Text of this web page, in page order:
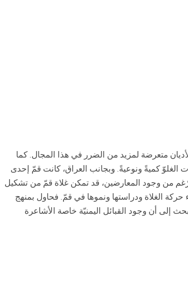
متعرضة لمزيد من الضرر في هذا المجال. کما
الغلوّ كميةً ونوعيةً. وبجانب العراق، كانت قمّ إحدى
الرّغم من وجود المعارضين، قد تمكن غلاة قمّ من تشكيل
الغلاة ودراستها ونموها في قمّ. فحاول بمنهج
إلی أن وجود القبائل اليمنيّة خاصة الأشاعرة